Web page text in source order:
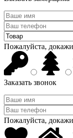
Пожалуйста,
Заказать звонок
Пожалуйста,